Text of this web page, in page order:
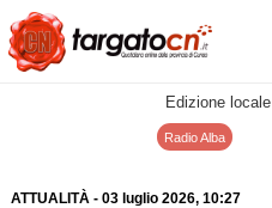
Edizione locale
Radio Alba
ATTUALITÀ- 03 luglio 2026, 10:27